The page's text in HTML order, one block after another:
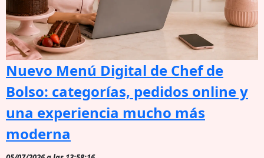
Nuevo Menú Digital de Chef de
Bolso: categorías, pedidos online y
una experiencia mucho más
moderna